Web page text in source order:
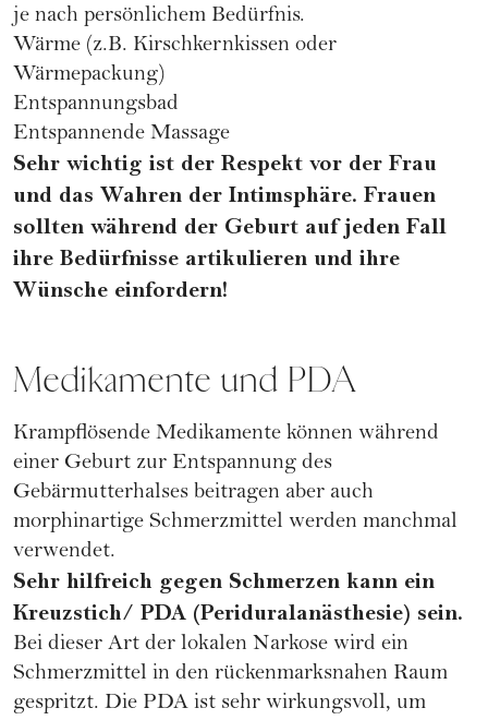
je nach persönlichem Bedürfnis.
Wärme (z.B. Kirschkernkissen oder
Wärmepackung)
Entspannungsbad
Entspannende Massage
Sehr wichtig ist der Respekt vor der Frau
und das Wahren der Intimsphäre. Frauen
sollten während der Geburt auf jeden Fall
ihre Bedürfnisse artikulieren und ihre
Wünsche einfordern!
Medikamente und PDA
Krampflösende Medikamente können während
einer Geburt zur Entspannung des
Gebärmutterhalses beitragen aber auch
morphinartige Schmerzmittel werden manchmal
verwendet.
Sehr hilfreich gegen Schmerzen kann ein
Kreuzstich/ PDA (Periduralanästhesie) sein.
Bei dieser Art der lokalen Narkose wird ein
Schmerzmittel in den rückenmarksnahen Raum
gespritzt. Die PDA ist sehr wirkungsvoll, um